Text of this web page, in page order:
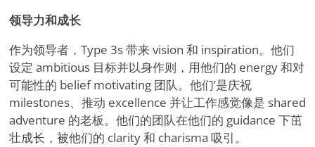
领导力和成长
作为领导者，Type 3s 带来 vision 和 inspiration。他们
设定 ambitious 目标并以身作则，用他们的 energy 和对
可能性的 belief motivating 团队。他们’是庆祝
milestones、推动 excellence 并让工作感觉像是 shared
adventure 的老板。他们的团队在他们的 guidance 下茁
壮成长，被他们的 clarity 和 charisma 吸引。